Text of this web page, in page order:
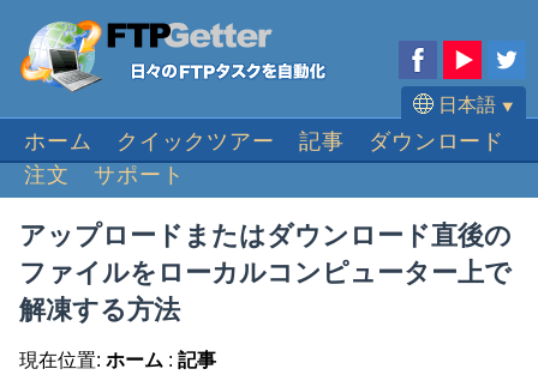
日本語 ⯆
English
Español
Português
ホーム クイックツアー 記事
ダウンロード
注文
サポート
アップロードまたはダウンロード直後の
ファイルをローカルコンピューター上で
解凍する方法
現在位置: ホーム : 記事